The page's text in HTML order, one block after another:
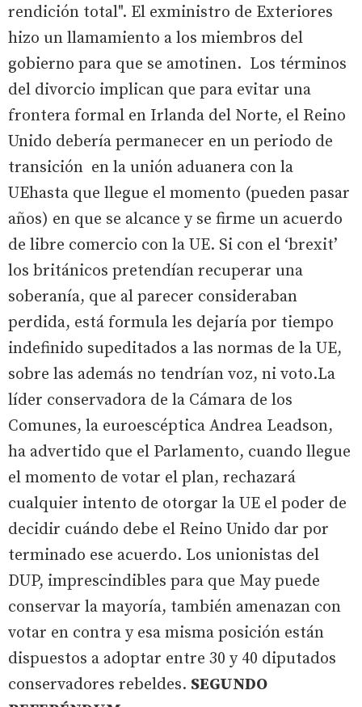
rendición total". El exministro de Exteriores
hizo un llamamiento a los miembros del
gobierno para que se amotinen. Los términos
del divorcio implican que para evitar una
frontera formal en Irlanda del Norte, el Reino
Unido debería permanecer en un periodo de
transición en la unión aduanera con la
UEhasta que llegue el momento (pueden pasar
años) en que se alcance y se firme un acuerdo
de libre comercio con la UE. Si con el ‘brexit’
los británicos pretendían recuperar una
soberanía, que al parecer consideraban
perdida, está formula les dejaría por tiempo
indefinido supeditados a las normas de la UE,
sobre las además no tendrían voz, ni voto.La
líder conservadora de la Cámara de los
Comunes, la euroescéptica Andrea Leadson,
ha advertido que el Parlamento, cuando llegue
el momento de votar el plan, rechazará
cualquier intento de otorgar la UE el poder de
decidir cuándo debe el Reino Unido dar por
terminado ese acuerdo. Los unionistas del
DUP, imprescindibles para que May puede
conservar la mayoría, también amenazan con
votar en contra y esa misma posición están
dispuestos a adoptar entre 30 y 40 diputados
conservadores rebeldes. SEGUNDO